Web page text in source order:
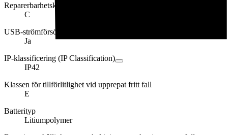
Reparerbarhetsklassen
C
USB-strömförsörjning (USB PD)
Ja
IP-klassificering (IP Classification)
IP42
Klassen för tillförlitlighet vid upprepat fritt fall
E
Batterityp
Litiumpolymer